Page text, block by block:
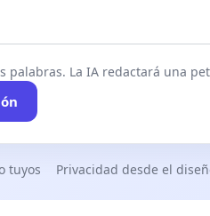
palabras. La IA redactará una
tuyos Privacidad desde el